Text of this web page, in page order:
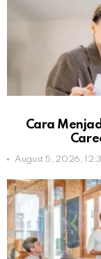
Cara
August 5, 2026,